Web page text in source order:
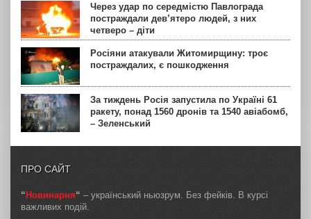
Через удар по середмістю Павлограда
постраждали дев’ятеро людей, з них
четверо – діти
Росіяни атакували Житомирщину: троє
постраждалих, є пошкодження
За тиждень Росія запустила по Україні 61
ракету, понад 1560 дронів та 1540 авіабомб,
– Зеленський
ПРО САЙТ
“ Новинарня“ – український ньюзрум. Без фейків. В курсі
важливих подій.